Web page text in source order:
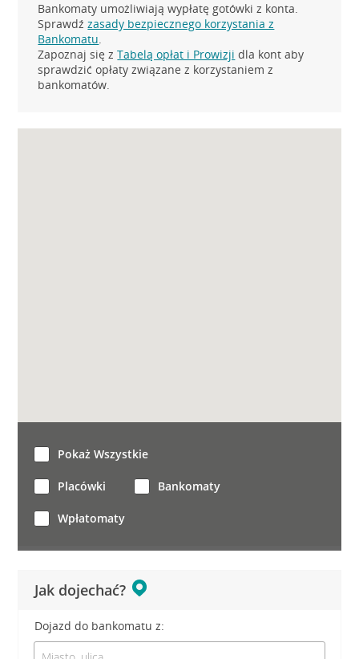
Bankomaty umożliwiają wypłatę gotówki z konta.
Sprawdźzasady bezpiecznego korzystania z
Bankomatu.
Zapoznaj się zTabelą opłat i Prowizji dla kont aby
sprawdzić opłaty związane z korzystaniem z
bankomatów.
Jak dojechać?
Dojazd do bankomatu z:
Pokaż Wszystkie
Placówki Bankomaty
Wpłatomaty